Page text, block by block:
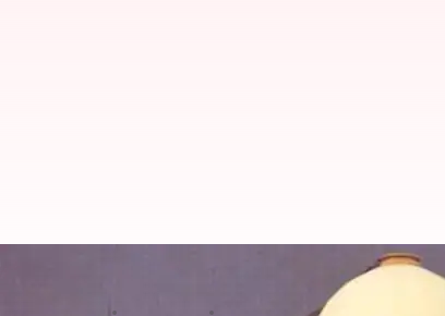
अयोध्या भूमि विवाद पर सुप्रीम